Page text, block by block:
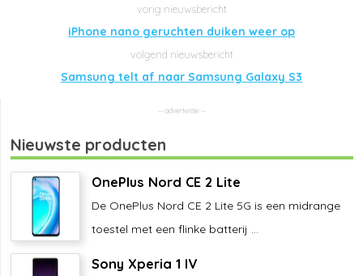
iPhone nano geruchten duiken weer op
Samsung telt af naar Samsung Galaxy S3
Nieuwste producten
OnePlus Nord CE 2 Lite
De OnePlus Nord CE 2 Lite 5G is een midrange
toestel met een flinke batterij ...
Sony Xperia 1 IV